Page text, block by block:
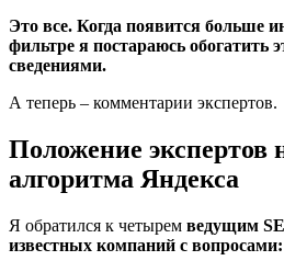
Это все. Когда появится больше
фильтре я постараюсь обогатить
сведениями.
А теперь – комментарии экспертов.
Положение экспертов
алгоритма Яндекса
Я обратился к четырем ведущим
известных компаний с вопросами: